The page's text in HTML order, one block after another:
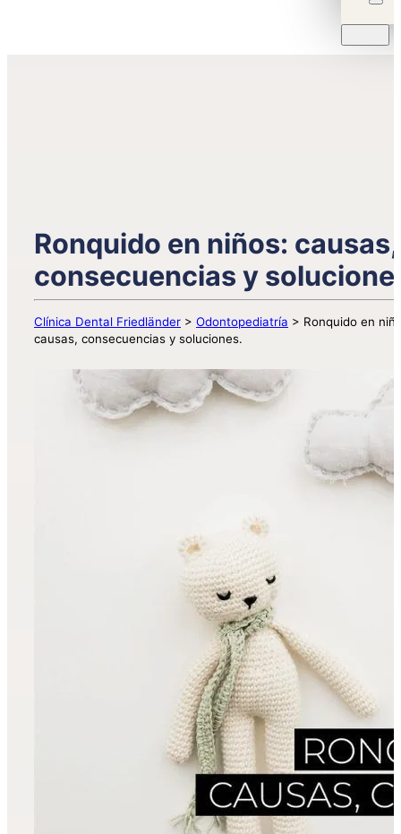
Ronquido en niños: causas,
consecuencias y
Clínica Dental Friedländer > Odontopediatría > Ronquido en
causas, consecuencias y soluciones.